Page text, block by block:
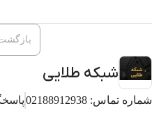
شبکه طلایی
شماره تماس: 02188912938
بازگشت